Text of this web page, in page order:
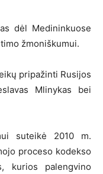
dėl Medininkuose
žmoniškumui.
pripažinti Rusijos
Mlinykas bei
suteikė 2010 m.
proceso kodekso
kurios palengvino